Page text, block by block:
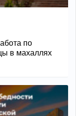
по
в махаллях